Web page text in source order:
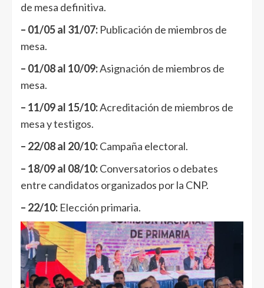
de mesa definitiva.
– 01/05 al 31/07: Publicación de miembros de
mesa.
– 01/08 al 10/09:Asignación de miembros de
mesa.
– 11/09 al 15/10:Acreditación de miembros de
mesa y testigos.
– 22/08 al 20/10:Campaña electoral.
– 18/09 al 08/10:Conversatorios o debates
entre candidatos organizados por la CNP.
– 22/10: Elección primaria.